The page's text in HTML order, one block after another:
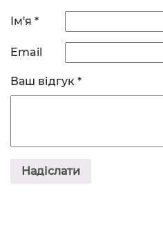
Ім'я *
Email
Ваш відгук *